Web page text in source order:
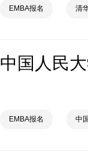
EMBA报名 清
EMBA报名 中